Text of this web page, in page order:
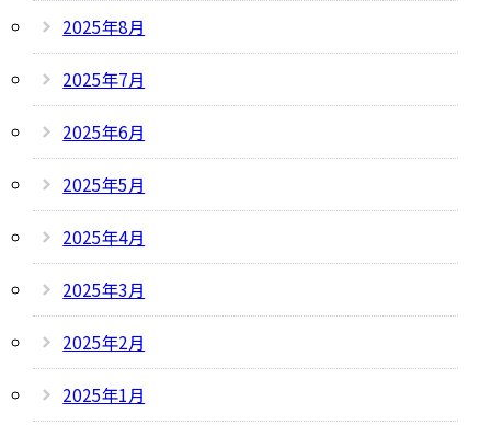
2025年8月
2025年7月
2025年6月
2025年5月
2025年4月
2025年3月
2025年2月
2025年1月